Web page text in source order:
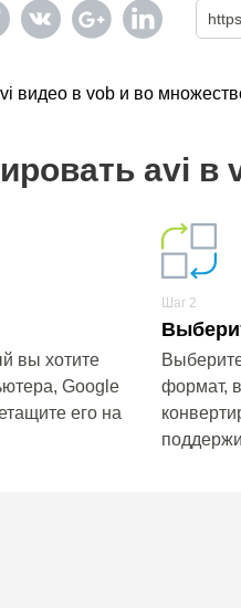
видео в vob и во
avi в
вы хотите
Google
его на
Шаг 2
формат,